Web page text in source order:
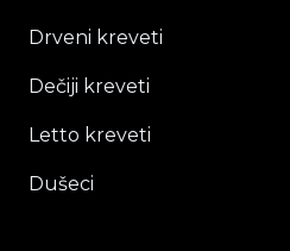
Drveni kreveti
Dečiji kreveti
Letto kreveti
Dušeci